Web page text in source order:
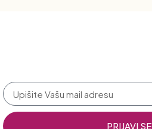
PRIJAVI SE